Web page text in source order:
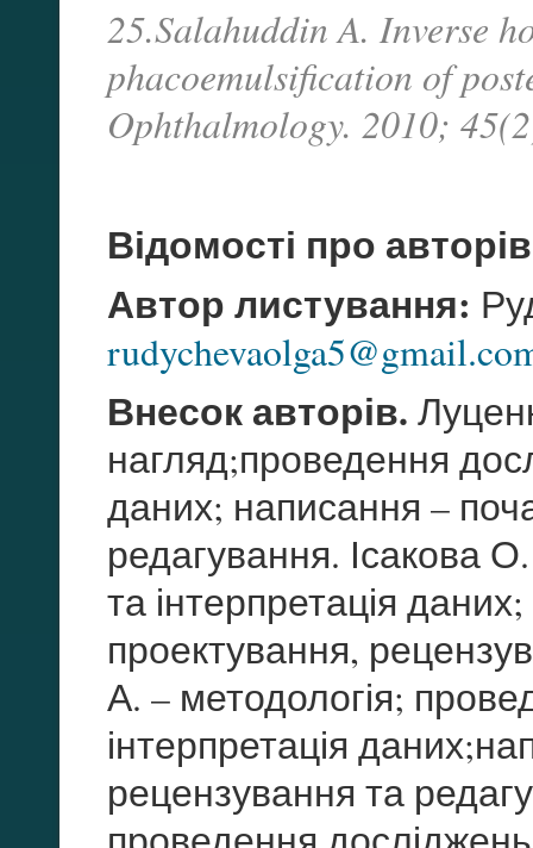
25.Salahuddin A. Inverse
phacoemulsification of
Ophthalmology. 2010;
Відомості про
Автор листування:
Внесок авторів.
нагляд;проведення
даних; написання –
редагування. Ісакова
та інтерпретація
проектування,
А. – методологія;
інтерпретація
рецензування та